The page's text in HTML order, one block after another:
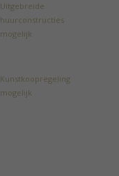
Uitgebreide
huurconstructies
mogelijk
Kunstkoopregeling
mogelijk